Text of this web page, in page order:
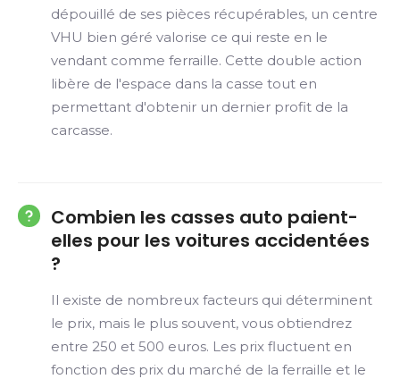
dépouillé de ses pièces récupérables, un centre
VHU bien géré valorise ce qui reste en le
vendant comme ferraille. Cette double action
libère de l'espace dans la casse tout en
permettant d'obtenir un dernier profit de la
carcasse.
Combien les casses auto paient-
elles pour les voitures accidentées
?
Il existe de nombreux facteurs qui déterminent
le prix, mais le plus souvent, vous obtiendrez
entre 250 et 500 euros. Les prix fluctuent en
fonction des prix du marché de la ferraille et le